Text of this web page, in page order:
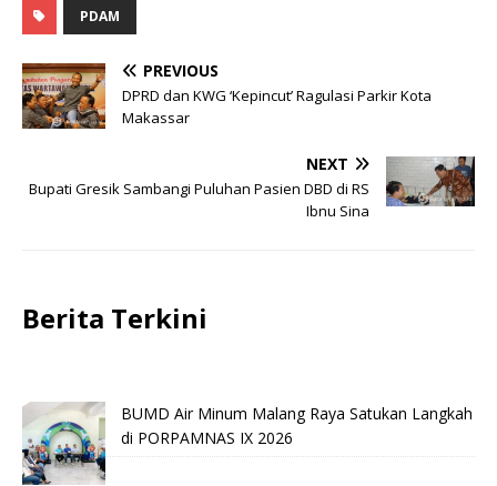
PDAM
PREVIOUS
DPRD dan KWG ‘Kepincut’ Ragulasi Parkir Kota
Makassar
NEXT
Bupati Gresik Sambangi Puluhan Pasien DBD di RS
Ibnu Sina
Berita Terkini
BUMD Air Minum Malang Raya Satukan Langkah
di PORPAMNAS IX 2026